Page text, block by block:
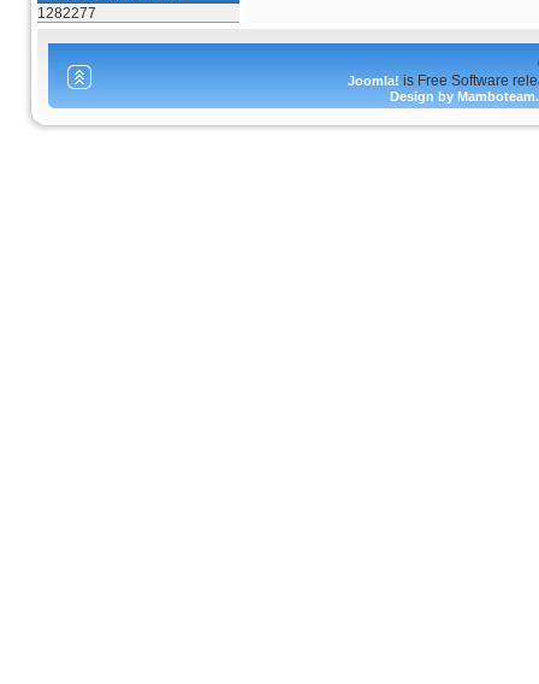
1282277
Joomla! is Free Software
Design by